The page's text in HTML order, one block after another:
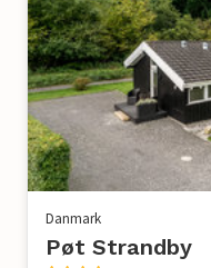
Danmark
Pøt Strandby